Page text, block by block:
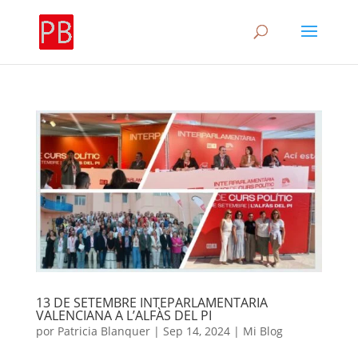
13 DE SETEMBRE INTEPARLAMENTARIA
VALENCIANA A L’ALFÀS DEL PI
por Patricia Blanquer| Sep 14, 2024| Mi Blog